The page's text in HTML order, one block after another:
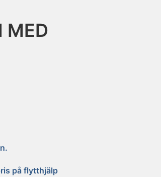
MED
på flytthjälp